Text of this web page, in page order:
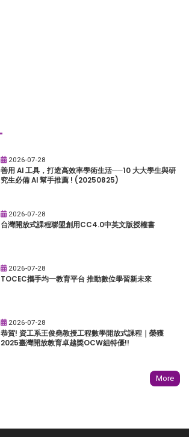
2026-07-28
善用 AI 工具，打造高效率學術生活──10 大大學生與研
究生必備 AI 幫手推薦 ! (20250825)
2026-07-28
台灣開放式課程聯盟創用CC4.0中英文版授權書
2026-07-28
TOCEC攜手均一教育平台 推動數位學習新未來
2026-07-28
恭賀! 資工系王俊堯教授工程數學開放式課程｜榮獲
2025臺灣開放教育卓越獎OCW組特優!!
More